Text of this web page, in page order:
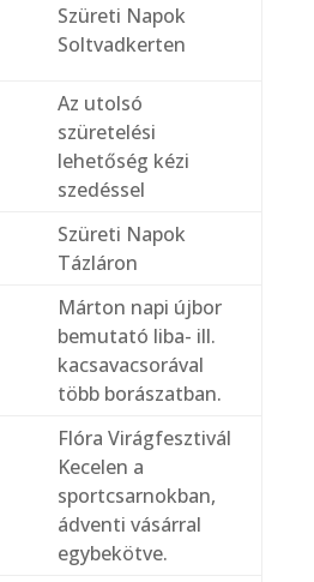
Szüreti Napok
Soltvadkerten
Az utolsó
szüretelési
lehetőség kézi
szedéssel
Szüreti Napok
Tázláron
Márton napi újbor
bemutató liba- ill.
kacsavacsorával
több borászatban.
Flóra Virágfesztivál
Kecelen a
sportcsarnokban,
ádventi vásárral
egybekötve.